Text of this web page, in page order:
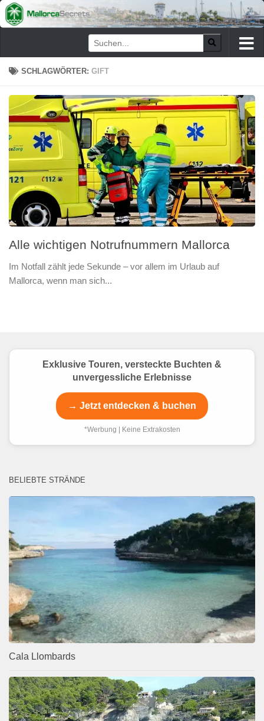
Zum Inhalt springen
SCHLAGWÖRTER:GIFT
Alle wichtigen Notrufnummern Mallorca
Im Notfall zählt jede Sekunde – vor allem im Urlaub auf
Mallorca, wenn man sich...
Exklusive Touren, versteckte Buchten &
unvergessliche Erlebnisse
→ Jetzt entdecken & buchen
*Werbung | Keine Extrakosten
BELIEBTE STRÄNDE
Cala Llombards